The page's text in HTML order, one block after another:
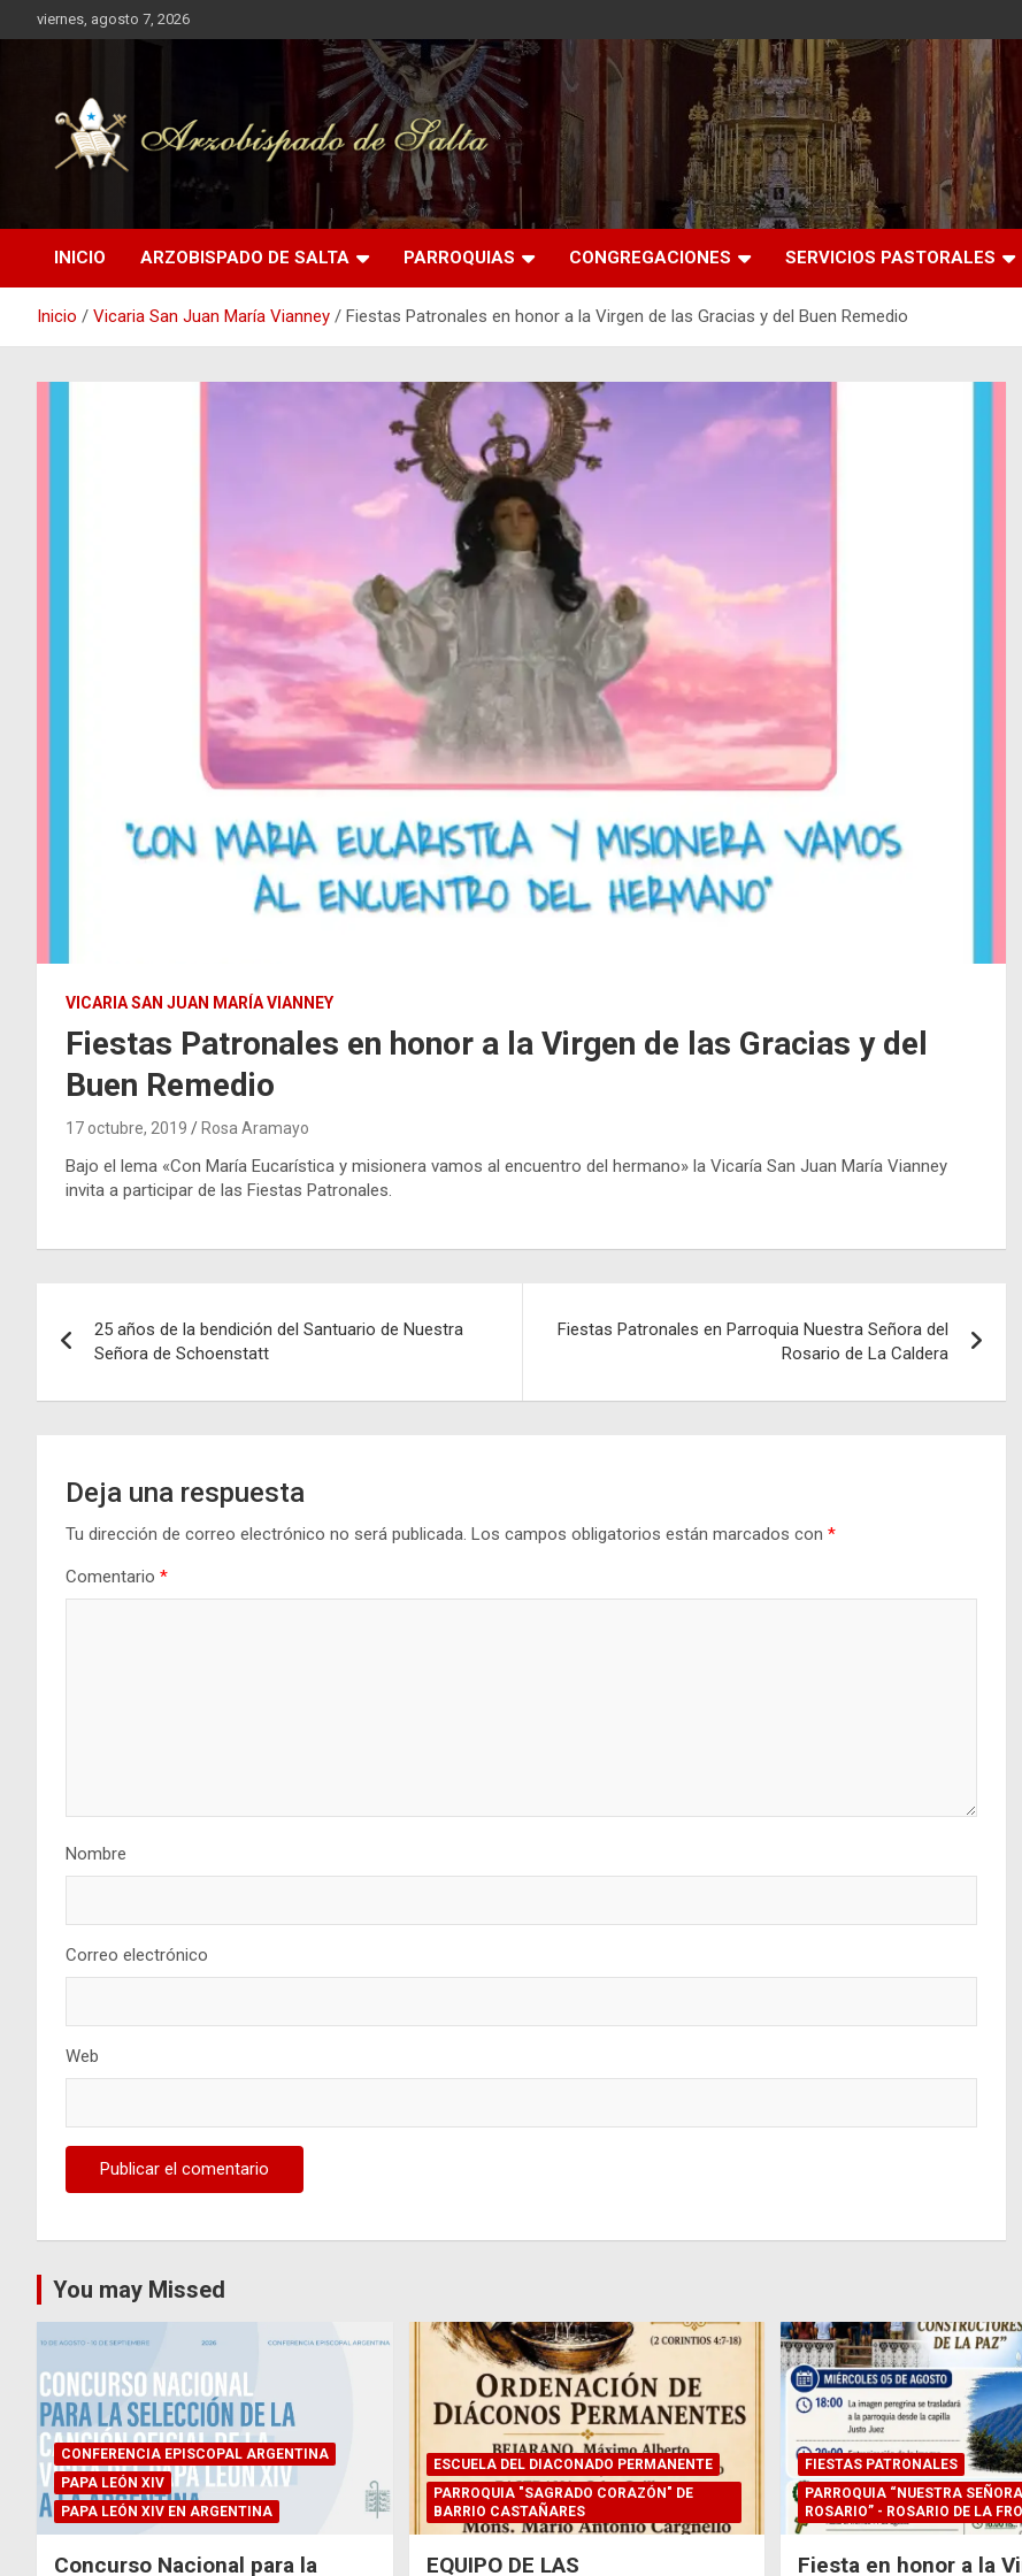
al
viernes, agosto 7, 2026
Arzobispado de Salta
INICIO ARZOBISPADO DE SALTA PARROQUIAS CONGREGACIONES SERVICIOS PASTORALES
Inicio Vicaria San Juan María Vianney Fiestas Patronales en honor a la Virgen de las Gracias y del Buen Remedio
VICARIA SAN JUAN MARÍA VIANNEY
Fiestas Patronales en honor a la Virgen de las Gracias y del
Buen Remedio
17 octubre, 2019 Rosa Aramayo
Bajo el lema «Con María Eucarística y misionera vamos al encuentro del hermano» la Vicaría San Juan María Vianney
invita a participar de las Fiestas Patronales.
de
entradas
25 años de la bendición del Santuario de Nuestra
Señora de Schoenstatt
Fiestas Patronales en Parroquia Nuestra Señora del
Rosario de La Caldera
Deja una respuesta
Tu dirección de correo electrónico no será publicada. Los campos obligatorios están marcados con *
Comentario *
Nombre
Correo electrónico
Web
You may Missed
CONFERENCIA EPISCOPAL ARGENTINA
PAPA LEÓN XIV
PAPA LEÓN XIV EN ARGENTINA
Concurso Nacional para la
ESCUELA DEL DIACONADO PERMANENTE
PARROQUIA "SAGRADO CORAZÓN" DE
BARRIO CASTAÑARES
EQUIPO DE LAS
FIESTAS PATRONALES
PARROQUIA “NUESTRA
ROSARIO” - ROSARIO DE LA
Fiesta en honor a la